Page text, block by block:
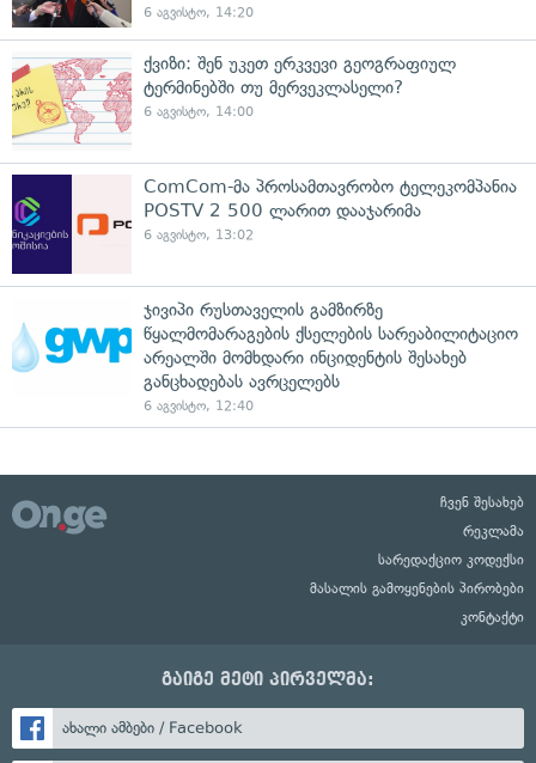
6 აგვისტო, 14:20
ქვიზი: შენ უკეთ ერკვევი გეოგრაფიულ
ტერმინებში თუ მერვეკლასელი?
6 აგვისტო, 14:00
ComCom-მა პროსამთავრობო ტელეკომპანია
POSTV 2 500 ლარით დააჯარიმა
6 აგვისტო, 13:02
ჯივიპი რუსთაველის გამზირზე
წყალმომარაგების ქსელების სარეაბილიტაციო
არეალში მომხდარი ინციდენტის შესახებ
განცხადებას ავრცელებს
6 აგვისტო, 12:40
ჩვენ შესახებ
რეკლამა
სარედაქციო კოდექსი
მასალის გამოყენების პირობები
კონტაქტი
გაიგე მეტი პირველმა:
ახალი ამბები / Facebook